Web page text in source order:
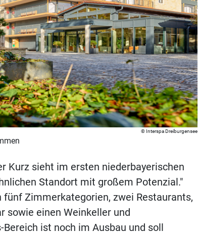
Interspa Dreiburgensee
Kurz sieht im ersten niederbayerischen
Standort mit großem Potenzial."
Zimmerkategorien, zwei Restaurants,
sowie einen Weinkeller und
ist noch im Ausbau und soll